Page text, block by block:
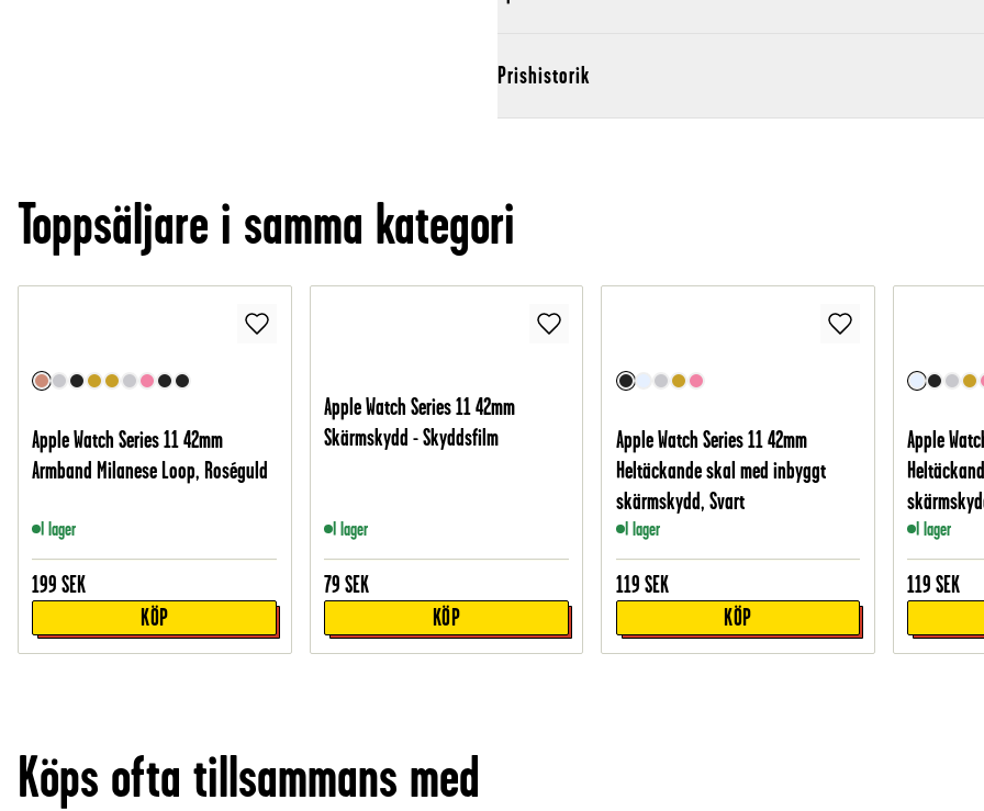
Prishistorik
Toppsäljare i samma kategori
Apple Watch Series 11 42mm
Armband Milanese Loop, Roséguld
I lager
199 SEK
KÖP
Apple Watch Series 11 42mm
Skärmskydd - Skyddsfilm
I lager
79 SEK
KÖP
Apple Watch Series 11 42mm
Heltäckande skal med inbyggt
skärmskydd, Svart
I lager
119 SEK
KÖP
Apple
I lager
119 SEK
Köps ofta tillsammans med